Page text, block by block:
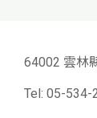
64002 雲林
Tel: 05-534-